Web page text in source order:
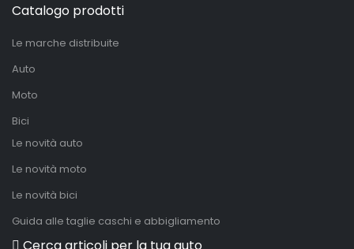
Catalogo prodotti
Le marche distribuite
Auto
Moto
Bici
Le novità auto
Le novità moto
Le novità bici
Guida alle taglie caschi e abbigliamento
Cerca articoli per la tua auto